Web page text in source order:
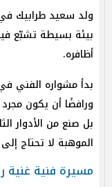
بيئة بسيطة تشبّع
أظافره.
بدأ مشواره الفني
ورافضًا أن يكون
بل صنع من الأدوار
الموهبة لا تحتاج
مسيرة فنية غنية